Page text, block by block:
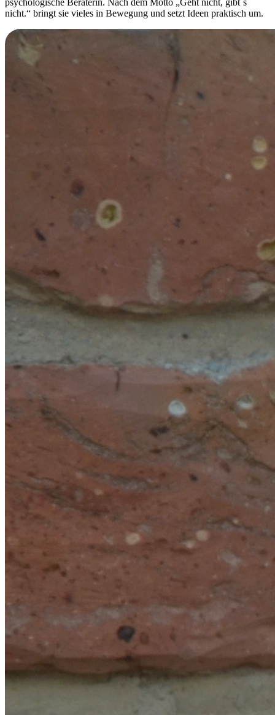
psychologische Beraterin. Nach dem Motto „Geht nicht, gibt´s
nicht.“ bringt sie vieles in Bewegung und setzt Ideen praktisch um.